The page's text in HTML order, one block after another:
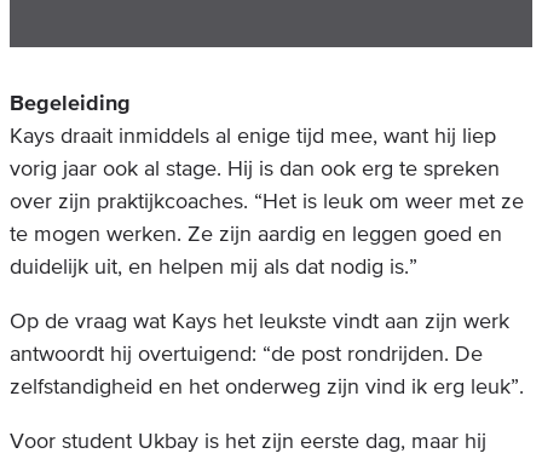
Begeleiding
Kays draait inmiddels al enige tijd mee, want hij liep
vorig jaar ook al stage. Hij is dan ook erg te spreken
over zijn praktijkcoaches. “Het is leuk om weer met ze
te mogen werken. Ze zijn aardig en leggen goed en
duidelijk uit, en helpen mij als dat nodig is.”
Op de vraag wat Kays het leukste vindt aan zijn werk
antwoordt hij overtuigend: “de post rondrijden. De
zelfstandigheid en het onderweg zijn vind ik erg leuk”.
Voor student Ukbay is het zijn eerste dag, maar hij